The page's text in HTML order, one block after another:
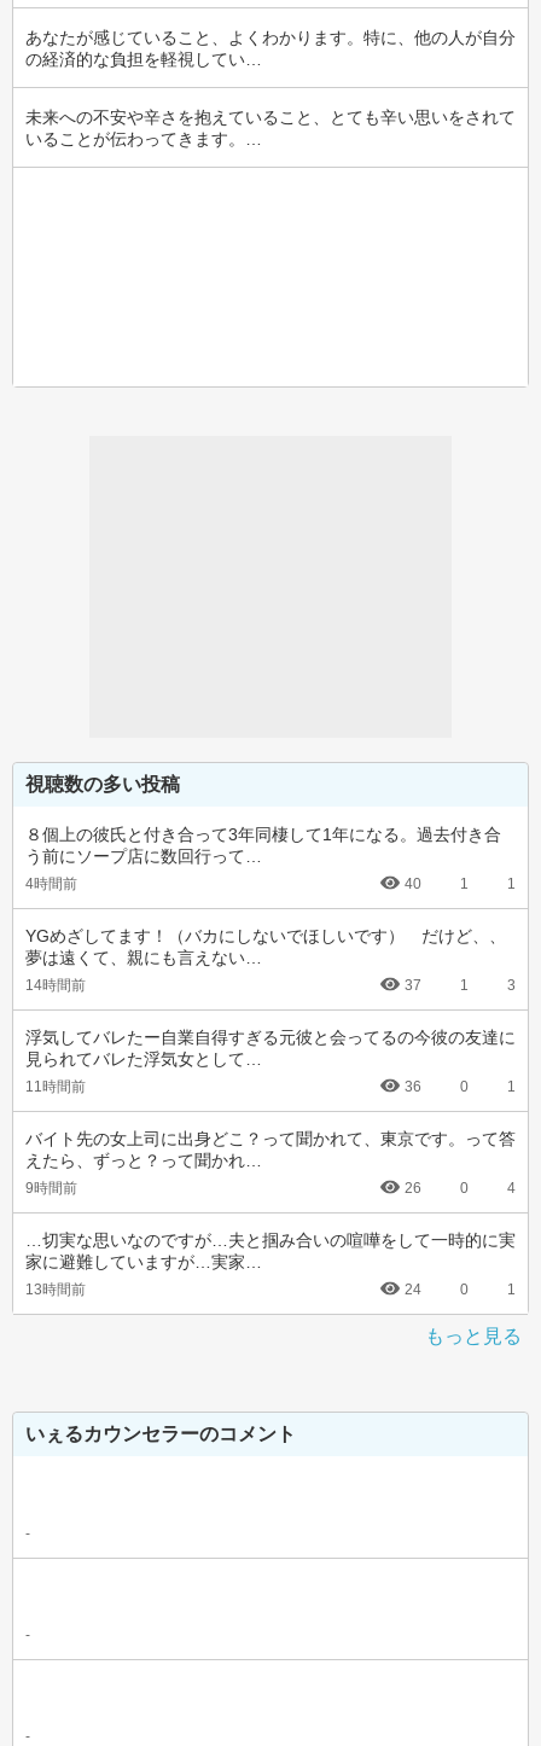
あなたが感じていること、よくわかります。特に、他の人が自分
の経済的な負担を軽視してい…
未来への不安や辛さを抱えていること、とても辛い思いをされて
いることが伝わってきます。…
視聴数の多い投稿
８個上の彼氏と付き合って3年同棲して1年になる。過去付き合
う前にソープ店に数回行って…
4時間前 40 1 1
YGめざしてます！（バカにしないでほしいです）　だけど、、
夢は遠くて、親にも言えない…
14時間前 37 1 3
浮気してバレたー自業自得すぎる元彼と会ってるの今彼の友達に
見られてバレた浮気女として…
11時間前 36 0 1
バイト先の女上司に出身どこ？って聞かれて、東京です。って答
えたら、ずっと？って聞かれ…
9時間前 26 0 4
…切実な思いなのですが…夫と掴み合いの喧嘩をして一時的に実
家に避難していますが…実家…
13時間前 24 0 1
もっと見る
いぇるカウンセラーのコメント
-
-
-